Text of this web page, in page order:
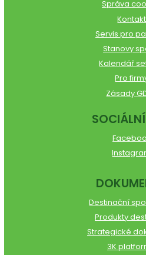
Správa
Kontakt
Servis pro
Stanovy
Kalendář
Pro
Zásady
Destinační
Produkty
Strategické
3K